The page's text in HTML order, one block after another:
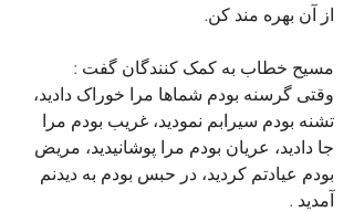
از آن بهره مند کن.
مسیح خطاب به کمک کنندگان گفت :
وقتی گرسنه بودم شماها مرا خوراک دادید،
تشنه بودم سیرابم نمودید، غریب بودم مرا
جا دادید، عریان بودم مرا پوشانیدید، مریض
بودم عیادتم کردید، در حبس بودم به دیدنم
آمدید .